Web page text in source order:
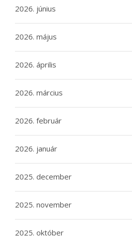
2026. június
2026. május
2026. április
2026. március
2026. február
2026. január
2025. december
2025. november
2025. október